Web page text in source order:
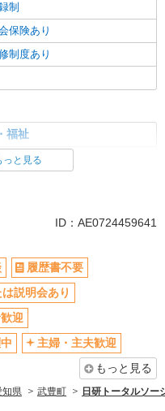
制
保険あり
制度あり
福祉
保険あり
っと見る
ID：AE0724459641
履歴書不要
説明会あり
迎
主婦・主夫歓迎
もっと見る
知県 武豊町 日研トータルソ